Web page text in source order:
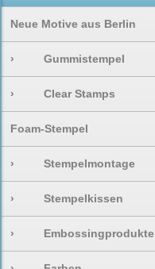
Neue Motive aus Berlin
› Gummistempel
› Clear Stamps
Foam-Stempel
› Stempelmontage
› Stempelkissen
› Embossingprodukte